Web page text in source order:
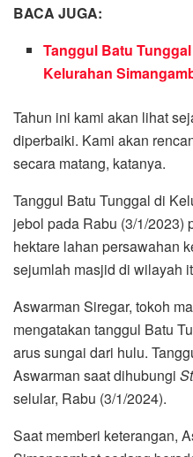
BACA JUGA:
Tanggul Batu
Kelurahan
Tahun ini kami akan lihat
diperbaiki. Kami akan
secara matang, katanya.
Tanggul Batu Tunggal di
jebol pada Rabu (3/1/2023)
hektare lahan persawahan
sejumlah masjid di wilayah
Aswarman Siregar, tokoh
mengatakan tanggul Batu
arus sungai dari hulu.
Aswarman saat dihubungi
selular, Rabu (3/1/2024).
Saat memberi keterangan,